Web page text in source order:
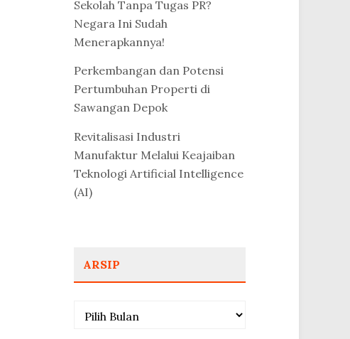
Sekolah Tanpa Tugas PR?
Negara Ini Sudah
Menerapkannya!
Perkembangan dan Potensi
Pertumbuhan Properti di
Sawangan Depok
Revitalisasi Industri
Manufaktur Melalui Keajaiban
Teknologi Artificial Intelligence
(AI)
ARSIP
Arsip